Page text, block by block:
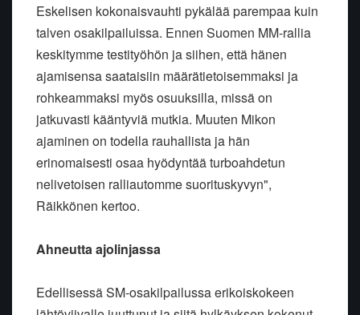
Eskelisen kokonaisvauhti pykälää parempaa kuin
talven osakilpailuissa. Ennen Suomen MM-rallia
keskitymme testityöhön ja siihen, että hänen
ajamisensa saataisiin määrätietoisemmaksi ja
rohkeammaksi myös osuuksilla, missä on
jatkuvasti kääntyviä mutkia. Muuten Mikon
ajaminen on todella rauhallista ja hän
erinomaisesti osaa hyödyntää turboahdetun
nelivetoisen ralliautomme suorituskyvyn",
Räikkönen kertoo.
Ahneutta ajolinjassa
Edellisessä SM-osakilpailussa erikoiskokeen